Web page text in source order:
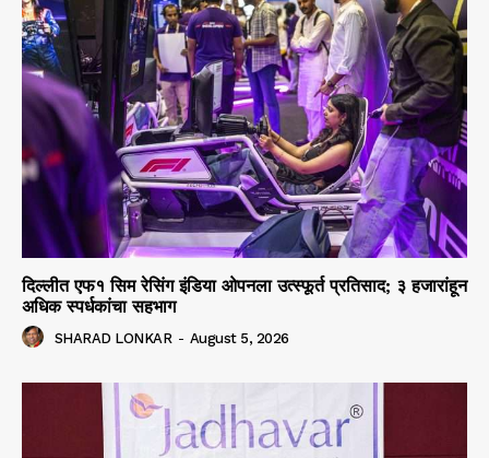
दिल्लीत एफ१ सिम रेसिंग इंडिया ओपनला उत्स्फूर्त प्रतिसाद; ३ हजारांहून
अधिक स्पर्धकांचा सहभाग
SHARAD LONKAR - August 5, 2026